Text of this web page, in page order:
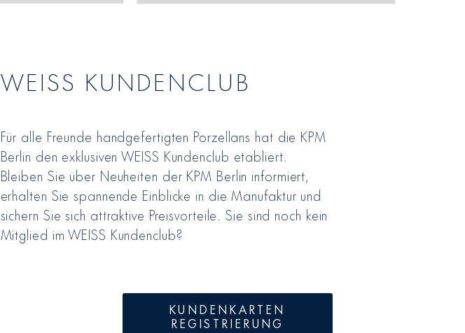
WEISS KUNDENCLUB
Für alle Freunde handgefertigten Porzellans hat die KPM
Berlin den exklusiven WEISS Kundenclub etabliert.
Bleiben Sie über Neuheiten der KPM Berlin informiert,
erhalten Sie spannende Einblicke in die Manufaktur und
sichern Sie sich attraktive Preisvorteile. Sie sind noch kein
Mitglied im WEISS Kundenclub?
KUNDENKARTEN
REGISTRIERUNG